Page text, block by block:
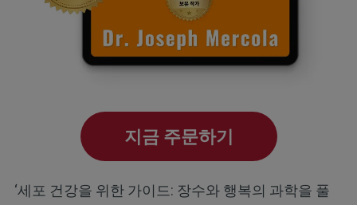
지금 주문하기
‘세포 건강을 위한 가이드: 장수와 행복의 과학을 풀